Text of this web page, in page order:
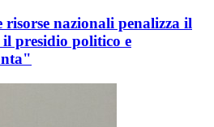
nazionali penalizza il
presidio politico e